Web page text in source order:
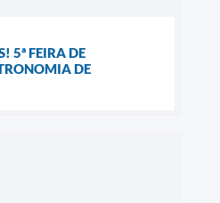
5ª FEIRA DE
DE